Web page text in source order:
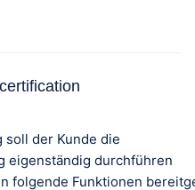
soll der Kunde die
eigenständig durchführen